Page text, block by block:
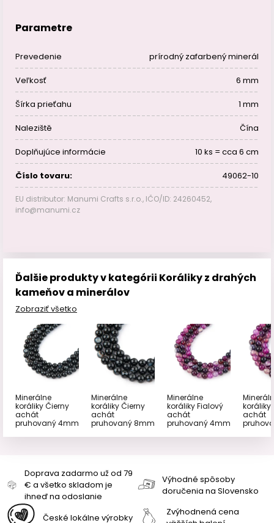
Parametre
Prevedenie prírodný zafarbený minerál
Veľkosť 6 mm
Šírka prieťahu 1 mm
Naleziště Čína
Doplňujúce informácie 10 ks = cca 6 cm
Číslo tovaru: 49062-10
EU distributor: Manumi Crafts s.r.o., IČO/ID: 24260452,
info@manumi.cz
Ďalšie produkty v kategórii Koráliky z drahých
kameňov a minerálov
Zobraziť všetko
Minerálne
koráliky Čierny
achát
pruhovaný 4mm
Minerálne
koráliky Čierny
achát
pruhovaný 8mm
Minerálne
koráliky Fialový
achát
pruhovaný 4mm
koráliky
achát
Doprava zadarmo už od 79
€ a všetko skladom je
ihneď na odoslanie
Výhodné spôsoby
doručenia na Slovensko
České lokálne výrobky
Zvýhodnená cena